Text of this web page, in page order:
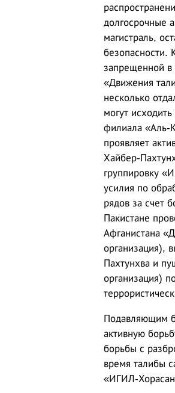
долгосрочные
магистраль,
безопасности.
запрещенной в
«Движения
несколько
могут
филиала «Аль-
проявляет
Хайбер-
группировку
усилия по
рядов за счет
Пакистане
Афганистана
организация),
Пахтунхва и
организация)
Подавляющим
активную
борьбы с
время талибы
«ИГИЛ-